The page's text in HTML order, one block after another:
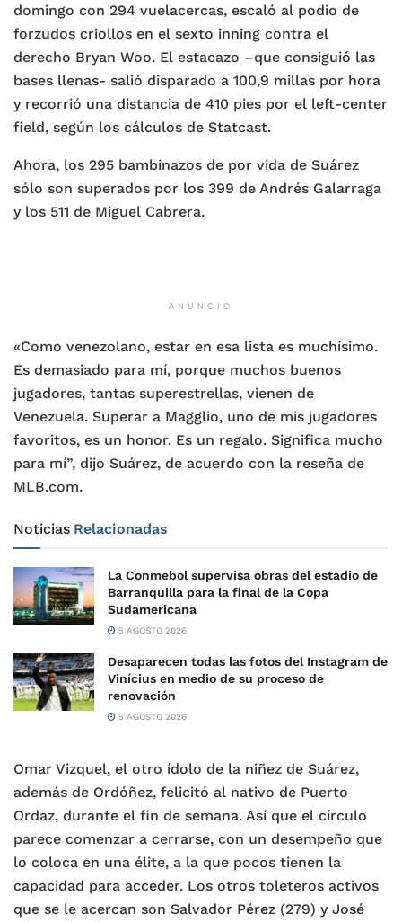
domingo con 294 vuelacercas, escaló al podio de
forzudos criollos en el sexto inning contra el
derecho Bryan Woo. El estacazo –que consiguió las
bases llenas- salió disparado a 100,9 millas por hora
y recorrió una distancia de 410 pies por el left-center
field, según los cálculos de Statcast.
Ahora, los 295 bambinazos de por vida de Suárez
sólo son superados por los 399 de Andrés Galarraga
y los 511 de Miguel Cabrera.
ANUNCIO
«Como venezolano, estar en esa lista es muchísimo.
Es demasiado para mí, porque muchos buenos
jugadores, tantas superestrellas, vienen de
Venezuela. Superar a Magglio, uno de mis jugadores
favoritos, es un honor. Es un regalo. Significa mucho
para mí”, dijo Suárez, de acuerdo con la reseña de
MLB.com.
Noticias Relacionadas
La Conmebol supervisa obras del estadio de
Barranquilla para la final de la Copa
Sudamericana
5 AGOSTO 2026
Desaparecen todas las fotos del Instagram de
Vinícius en medio de su proceso de
renovación
5 AGOSTO 2026
Omar Vizquel, el otro ídolo de la niñez de Suárez,
además de Ordóñez, felicitó al nativo de Puerto
Ordaz, durante el fin de semana. Así que el círculo
parece comenzar a cerrarse, con un desempeño que
lo coloca en una élite, a la que pocos tienen la
capacidad para acceder. Los otros toleteros activos
que se le acercan son Salvador Pérez (279) y José